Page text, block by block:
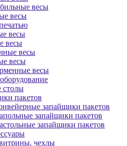
весы
весы
весы
весы
весы
весы
весы
столы
пакетов
запайщики пакетов
запайщики пакетов
запайщики пакетов
чехлы